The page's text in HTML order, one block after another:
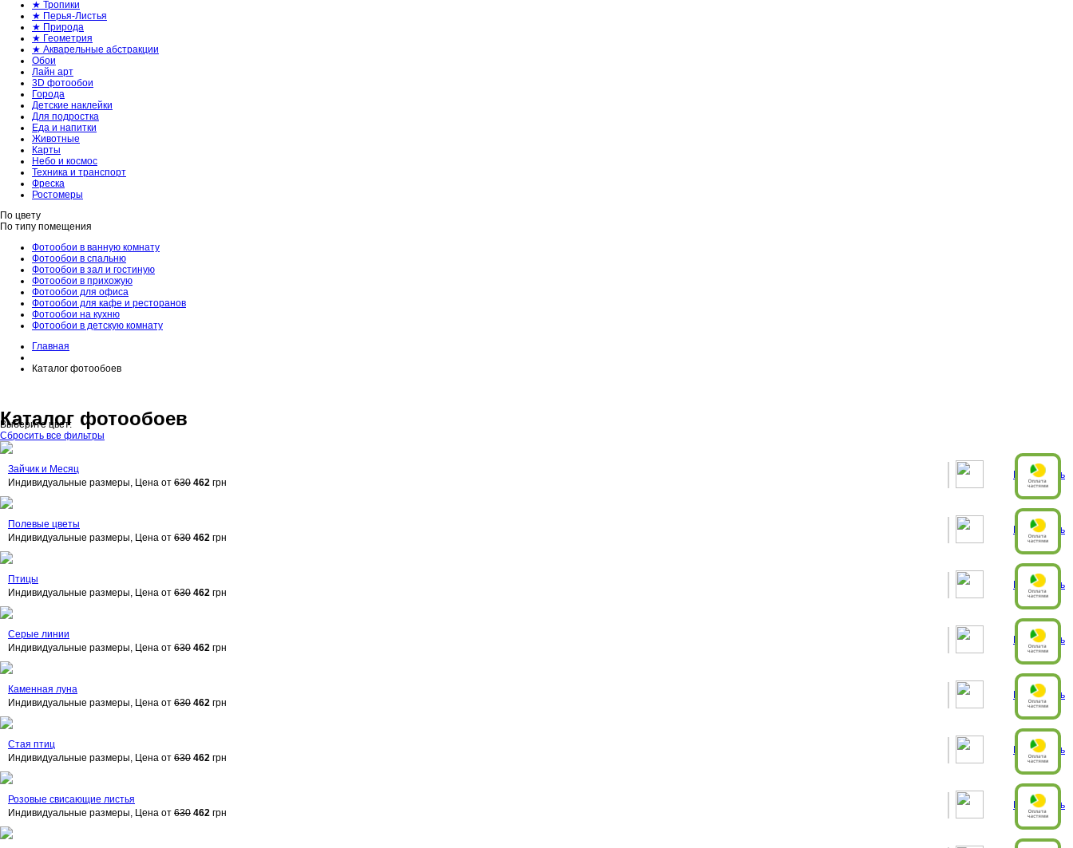
★ Тропики
★ Перья-Листья
★ Природа
★ Геометрия
★ Акварельные абстракции
Обои
Лайн арт
3D фотообои
Города
Детские наклейки
Для подростка
Еда и напитки
Животные
Карты
Небо и космос
Техника и транспорт
Фреска
Ростомеры
По цвету
По типу помещения
Фотообои в ванную комнату
Фотообои в спальню
Фотообои в зал и гостиную
Фотообои в прихожую
Фотообои для офиса
Фотообои для кафе и ресторанов
Фотообои на кухню
Фотообои в детскую комнату
Главная
Каталог фотообоев
Каталог фотообоев
Выберите цвет:
Сбросить все фильтры
Зайчик и Месяц
Индивидуальные размеры, Цена от 630 462 грн
Рассчитать
Полевые цветы
Индивидуальные размеры, Цена от 630 462 грн
Рассчитать
Птицы
Индивидуальные размеры, Цена от 630 462 грн
Рассчитать
Серые линии
Индивидуальные размеры, Цена от 630 462 грн
Рассчитать
Каменная луна
Индивидуальные размеры, Цена от 630 462 грн
Рассчитать
Стая птиц
Индивидуальные размеры, Цена от 630 462 грн
Рассчитать
Розовые свисающие листья
Индивидуальные размеры, Цена от 630 462 грн
Рассчитать